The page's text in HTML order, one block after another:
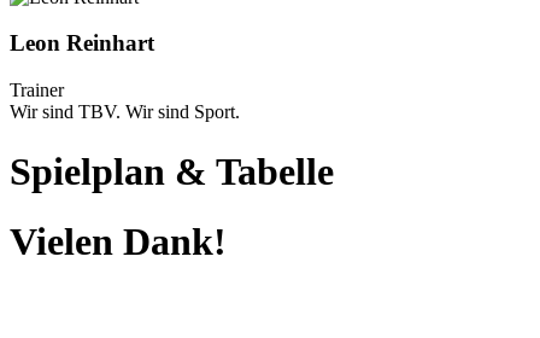
Leon Reinhart
Trainer
Wir sind TBV. Wir sind Sport.
Spielplan & Tabelle
Vielen Dank!